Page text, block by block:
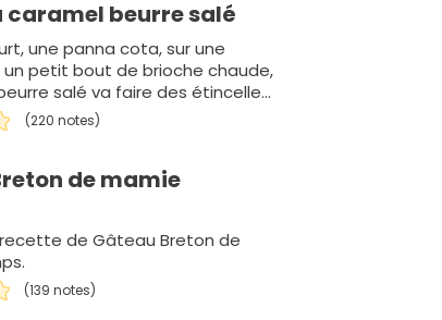
caramel beurre salé
une panna cota, sur une
un petit bout de brioche chaude,
salé va faire des étincelles
(220 notes)
de mamie
de Gâteau Breton de
(139 notes)